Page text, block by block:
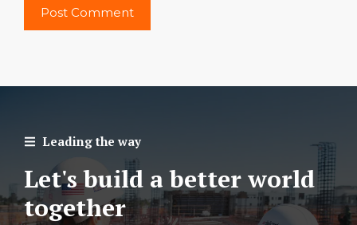
Leading the way
Let's build a better world
together